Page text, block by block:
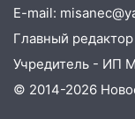
юристы
за плесень
05:00 Кому 6
прибыль, а
E-mail:
Главный
Учредитель - ИП
© 2014-2026